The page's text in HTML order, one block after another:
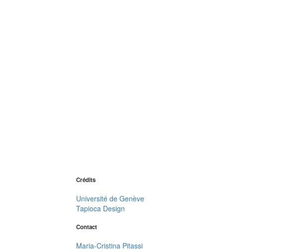
Crédits
Université de Genève
Tapioca Design
Contact
Maria-Cristina Pitassi